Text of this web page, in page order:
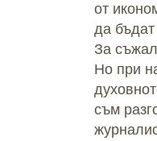
от
да
За
Но при
съм